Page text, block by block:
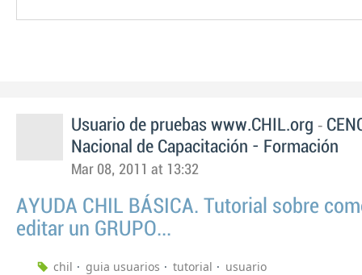
Usuario de pruebas www.CHIL.org -
Nacional de Capacitación - Formación
Mar 08, 2011 at 13:32
AYUDA CHIL BÁSICA. Tutorial sobre
editar un GRUPO...
chil guia usuarios tutorial usuario